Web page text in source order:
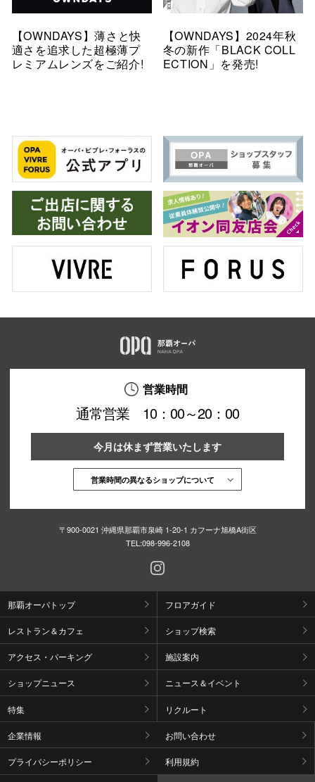
【OWNDAYS】薄さと快
適さを追求した超極薄プ
レミアムレンズをご紹介!
【OWNDAYS】2024年秋
冬の新作「BLACK COLL
ECTION」を発売!
営業時間
通常営業 10：00～20：00
今月は休まず営業いたします
営業時間の異なるショップについて
〒900-0021 沖縄県那覇市泉崎 1-20-1 カフーナ旭橋A街区
TEL:098-996-2108
那覇オーパトップ フロアガイド
レストラン＆カフェ ショップ検索
アクセス・パーキング 施設案内
ショップニュース ニュース＆イベント
特集 リクルート
企業情報 お問い合わせ
プライバシーポリシー 利用規約